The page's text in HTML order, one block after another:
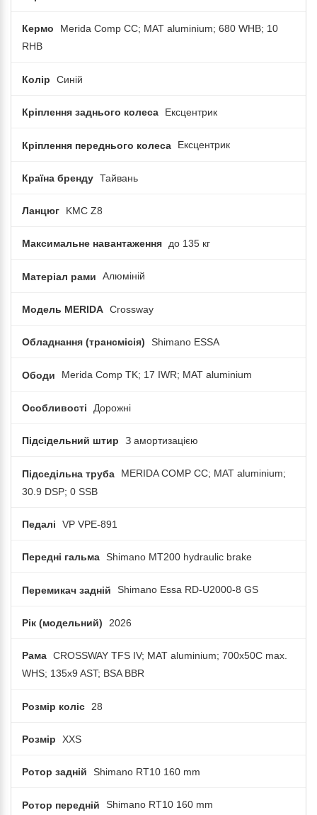
Кермо
Merida Comp CC; MAT aluminium; 680 WHB; 10
RHB
Колір Синій
Кріплення заднього колеса Ексцентрик
Кріплення переднього колеса Ексцентрик
Країна бренду Тайвань
Ланцюг KMC Z8
Максимальне навантаження до 135 кг
Матеріал рами Алюміній
Модель MERIDA Crossway
Обладнання (трансмісія) Shimano ESSA
Ободи Merida Comp TK; 17 IWR; MAT aluminium
Особливості Дорожні
Підсідельний штир З амортизацією
Підседільна труба
MERIDA COMP CC; MAT aluminium;
30.9 DSP; 0 SSB
Педалі VP VPE-891
Передні гальма Shimano MT200 hydraulic brake
Перемикач задній Shimano Essa RD-U2000-8 GS
Рік (модельний) 2026
Рама CROSSWAY TFS IV; MAT aluminium; 700x50C max.
WHS; 135x9 AST; BSA BBR
Розмір коліс 28
Розмір XXS
Ротор задній Shimano RT10 160 mm
Ротор передній Shimano RT10 160 mm